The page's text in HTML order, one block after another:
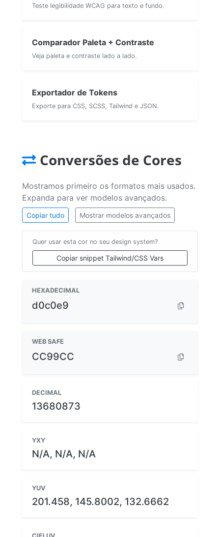
Teste legibilidade WCAG para texto e fundo.
Comparador Paleta + Contraste
Veja paleta e contraste lado a lado.
Exportador de Tokens
Exporte para CSS, SCSS, Tailwind e JSON.
Conversões de Cores
Mostramos primeiro os formatos mais usados.
Expanda para ver modelos avançados.
Copiar tudo Mostrar modelos avançados
Quer usar esta cor no seu design system?
Copiar snippet Tailwind/CSS Vars
HEXADECIMAL
d0c0e9
WEB SAFE
CC99CC
DECIMAL
13680873
YXY
N/A, N/A, N/A
YUV
201.458, 145.8002, 132.6662
CIELUV